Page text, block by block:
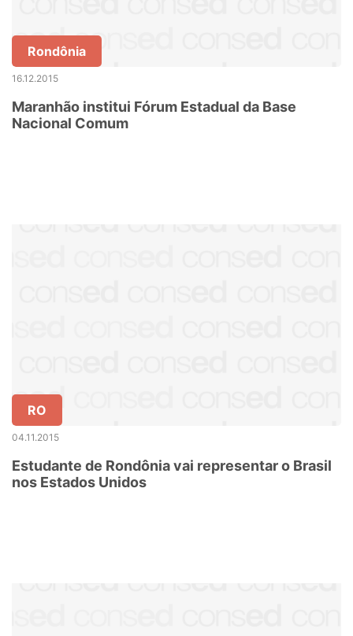
Rondônia
16.12.2015
Maranhão institui Fórum Estadual da Base
Nacional Comum
RO
04.11.2015
Estudante de Rondônia vai representar o Brasil
nos Estados Unidos